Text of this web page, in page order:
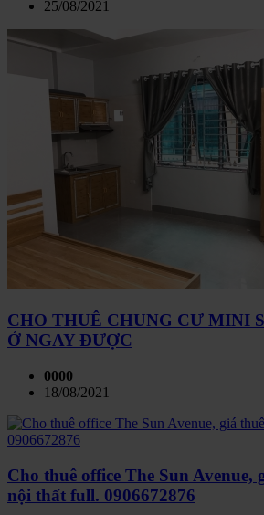
25/08/2021
CHO THUÊ CHUNG CƯ MINI
Ở NGAY ĐƯỢC
0000
18/08/2021
Cho thuê office The Sun Avenue,
nội thất full. 0906672876